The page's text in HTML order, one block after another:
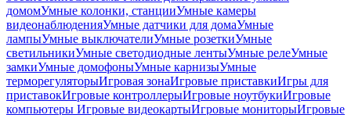
домомУмные колонки, станцииУмные камеры
видеонаблюденияУмные датчики для домаУмные
лампыУмные выключателиУмные розеткиУмные
светильникиУмные светодиодные лентыУмные релеУмные
замкиУмные домофоныУмные карнизыУмные
терморегуляторыИгровая зонаИгровые приставкиИгры для
приставокИгровые контроллерыИгровые ноутбукиИгровые
компьютеры Игровые видеокартыИгровые мониторыИгровые